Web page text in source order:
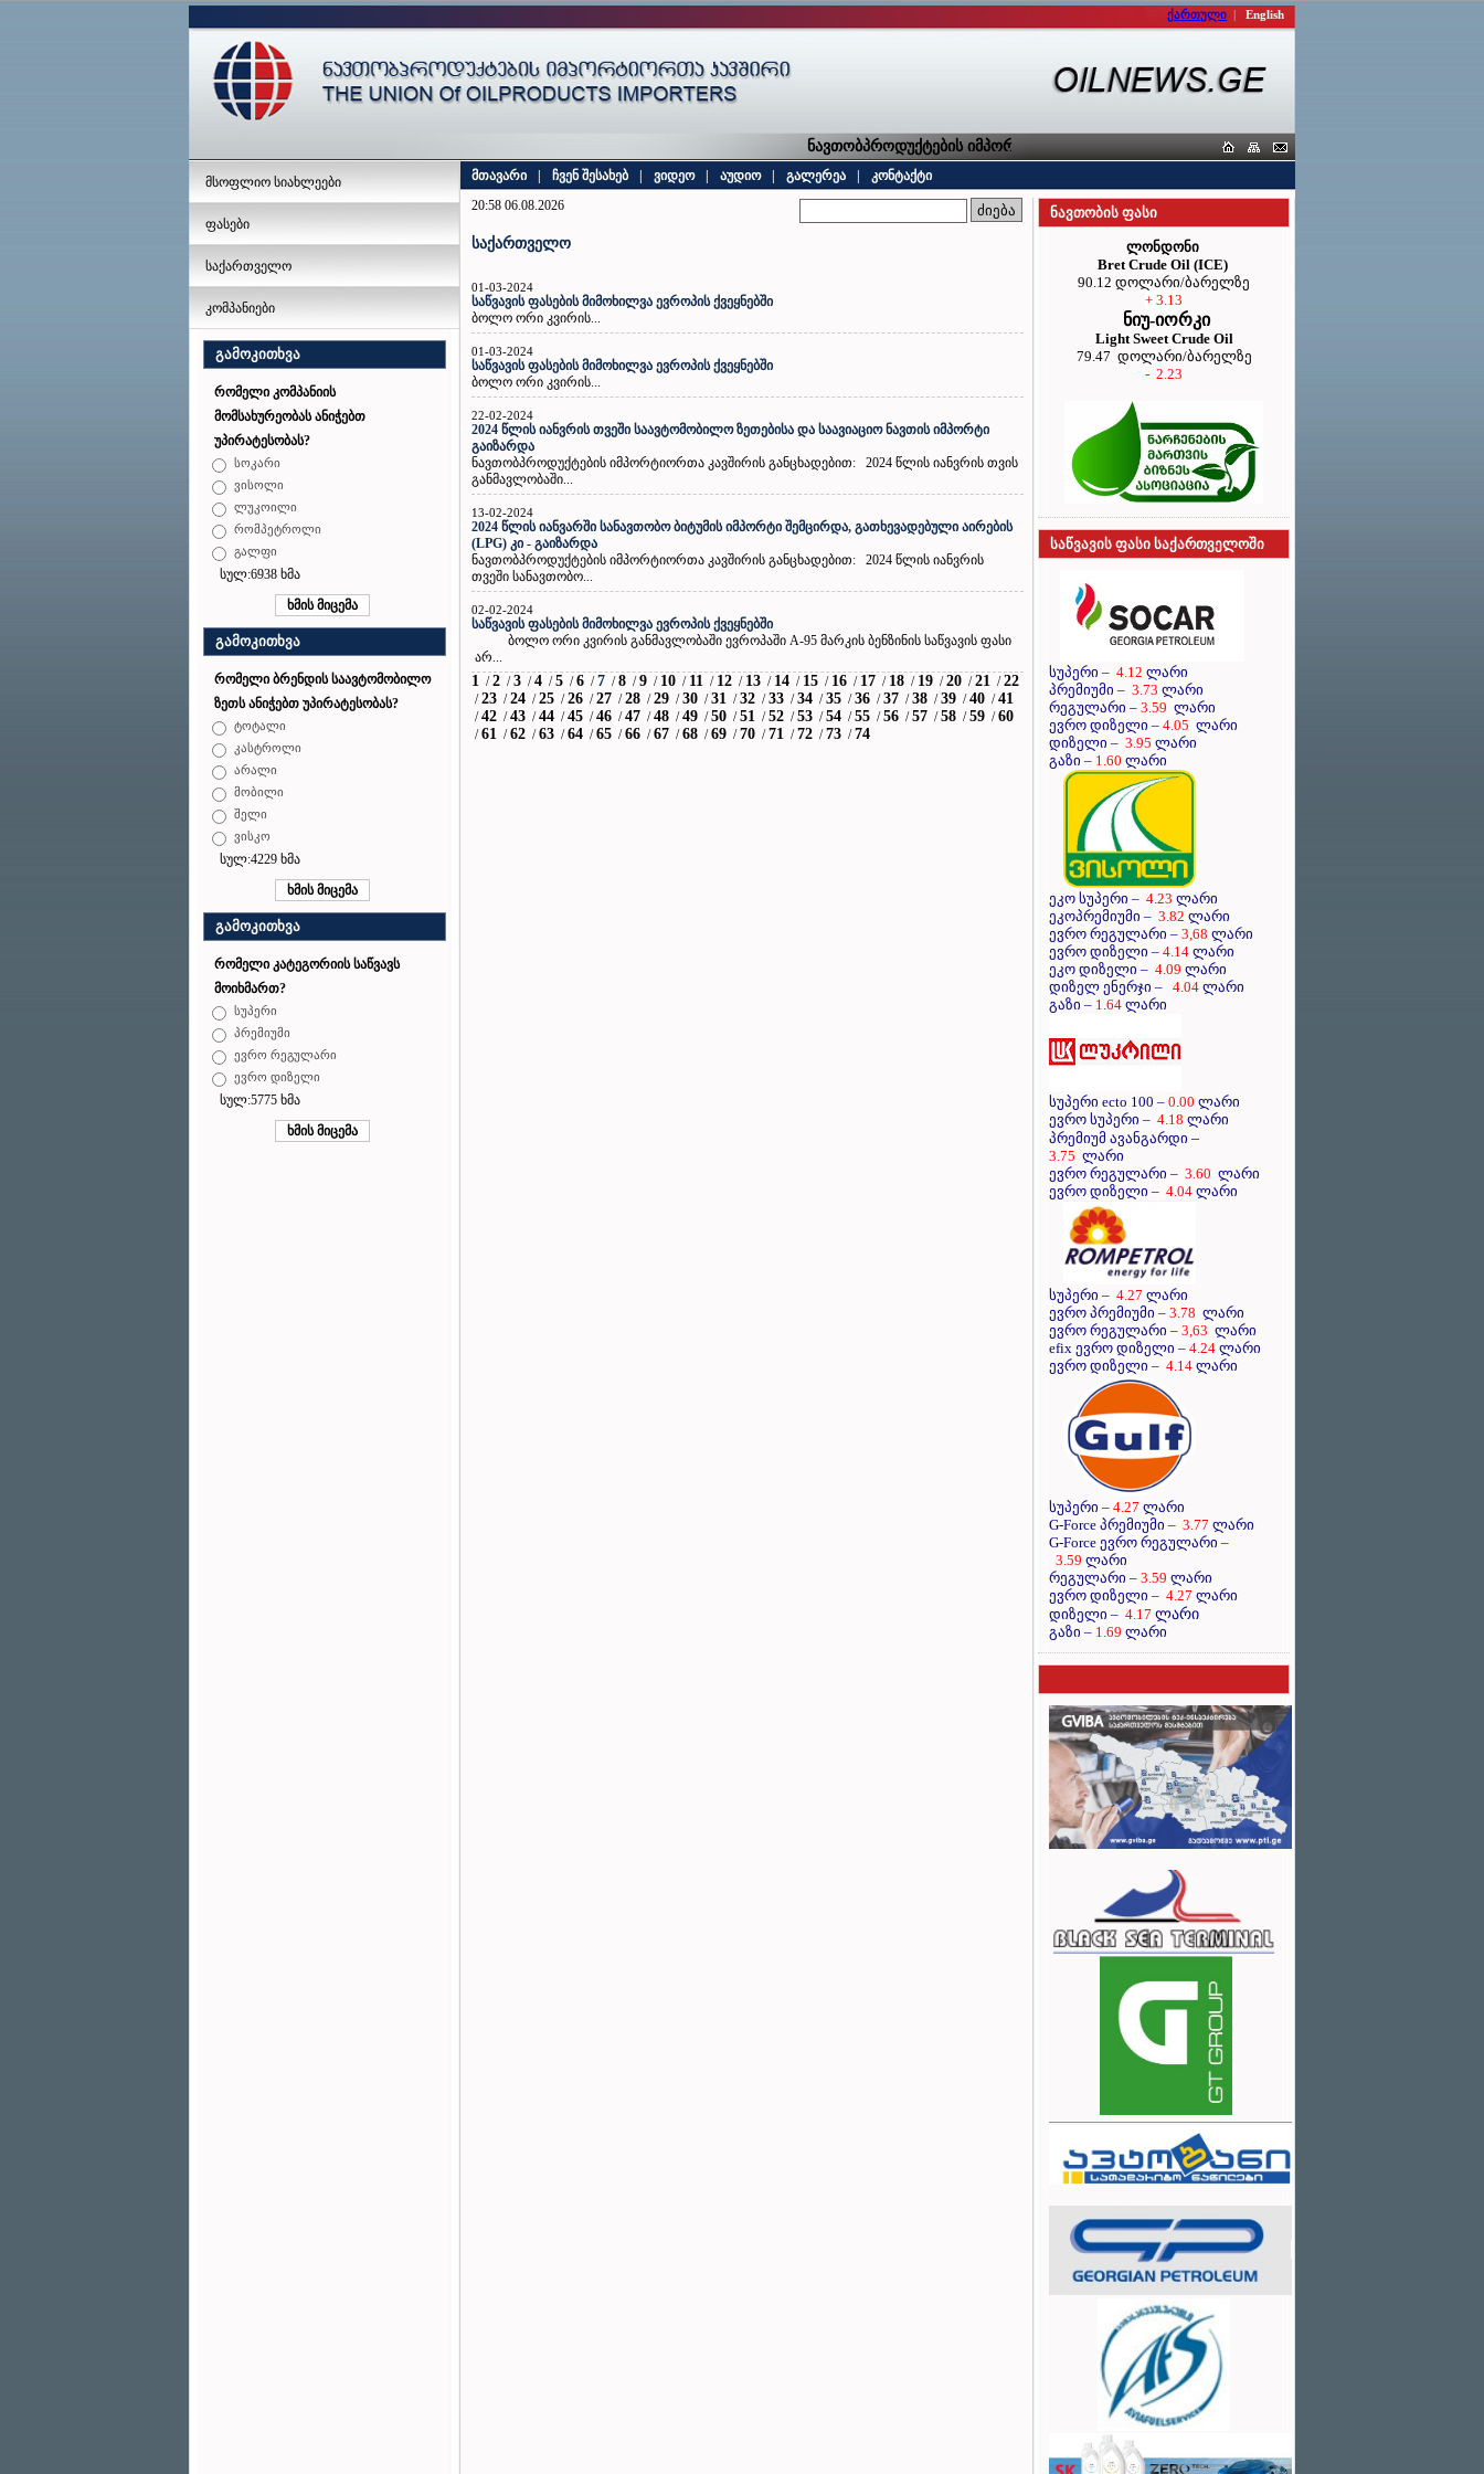
ქართული | English
ნავთობპროდუქტების იმპორტიორთა კავშირი
მსოფლიო სიახლეები
ფასები
საქართველო
კომპანიები
გამოკითხვა
რომელი კომპანიის
მომსახურეობას ანიჭებთ
უპირატესობას?
სოკარი
ვისოლი
ლუკოილი
რომპეტროლი
გალფი
სულ:6938 ხმა
გამოკითხვა
რომელი ბრენდის საავტომობილო
ზეთს ანიჭებთ უპირატესობას?
ტოტალი
კასტროლი
არალი
მობილი
შელი
ვისკო
სულ:4229 ხმა
გამოკითხვა
რომელი კატეგორიის საწვავს
მოიხმართ?
სუპერი
პრემიუმი
ევრო რეგულარი
ევრო დიზელი
სულ:5775 ხმა
მთავარი ჩვენ შესახებ ვიდეო აუდიო გალერეა
კონტაქტი
20:58 06.08.2026
საქართველო
01-03-2024
საწვავის ფასების მიმოხილვა ევროპის ქვეყნებში
ბოლო ორი კვირის...
01-03-2024
საწვავის ფასების მიმოხილვა ევროპის ქვეყნებში
ბოლო ორი კვირის...
22-02-2024
2024 წლის იანვრის თვეში საავტომობილო ზეთებისა და საავიაციო ნავთის იმპორტი
გაიზარდა
ნავთობპროდუქტების იმპორტიორთა კავშირის განცხადებით: 2024 წლის იანვრის თვის
განმავლობაში...
13-02-2024
2024 წლის იანვარში სანავთობო ბიტუმის იმპორტი შემცირდა, გათხევადებული აირების
(LPG) კი - გაიზარდა
ნავთობპროდუქტების იმპორტიორთა კავშირის განცხადებით: 2024 წლის იანვრის
თვეში სანავთობო...
02-02-2024
საწვავის ფასების მიმოხილვა ევროპის ქვეყნებში
ბოლო ორი კვირის განმავლობაში ევროპაში A-95 მარკის ბენზინის საწვავის ფასი
არ...
1 / 2 / 3 / 4 / 5 / 6 / 7 / 8 / 9 / 10 / 11 / 12 / 13 / 14 / 15 / 16 / 17 / 18 / 19 / 20 / 21 / 22
/ 23 / 24 / 25 / 26 / 27 / 28 / 29 / 30 / 31 / 32 / 33 / 34 / 35 / 36 / 37 / 38 / 39 / 40 / 41
/ 42 / 43 / 44 / 45 / 46 / 47 / 48 / 49 / 50 / 51 / 52 / 53 / 54 / 55 / 56 / 57 / 58 / 59 / 60
/ 61 / 62 / 63 / 64 / 65 / 66 / 67 / 68 / 69 / 70 / 71 / 72 / 73 / 74
ნავთობის ფასი
ლონდონი
Bret Crude Oil (ICE)
90.12 დოლარი/ბარელზე
+ 3.13
ნიუ-იორკი
Light Sweet Crude Oil
79.47 დოლარი/ბარელზე
- 2.23
საწვავის ფასი საქართველოში
სუპერი – 4.12 ლარი
პრემიუმი – 3.73 ლარი
რეგულარი – 3.59 ლარი
ევრო დიზელი – 4.05 ლარი
დიზელი – 3.95 ლარი
გაზი – 1.60 ლარი
ეკო სუპერი – 4.23 ლარი
ეკოპრემიუმი – 3.82 ლარი
ევრო რეგულარი – 3,68 ლარი
ევრო დიზელი – 4.14 ლარი
ეკო დიზელი – 4.09 ლარი
დიზელ ენერჯი – 4.04 ლარი
გაზი – 1.64 ლარი
სუპერი ecto 100 – 0.00 ლარი
ევრო სუპერი – 4.18 ლარი
პრემიუმ ავანგარდი –
3.75 ლარი
ევრო რეგულარი – 3.60 ლარი
ევრო დიზელი – 4.04 ლარი
სუპერი – 4.27 ლარი
ევრო პრემიუმი – 3.78 ლარი
ევრო რეგულარი – 3,63 ლარი
efix ევრო დიზელი – 4.24 ლარი
ევრო დიზელი – 4.14 ლარი
სუპერი – 4.27 ლარი
G-Force პრემიუმი – 3.77 ლარი
G-Force ევრო რეგულარი –
3.59 ლარი
რეგულარი – 3.59 ლარი
ევრო დიზელი – 4.27 ლარი
დიზელი – 4.17 ლარი
გაზი – 1.69 ლარი